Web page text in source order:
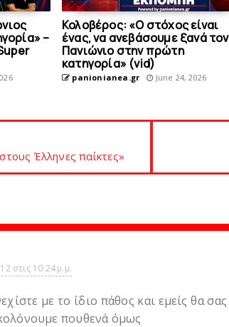
–
Κολοβέρος: «Ο στόχος είναι
ένας, να ανεβάσουμε ξανά τον
Πανιώνιο στην πρώτη
κατηγορία» (vid)
panionianea.gr June 24, 2026
Έλληνες παίκτες»
στις 10:24 μ.μ.
με το ίδιο πάθος και εμείς θα
πουθενά όμως